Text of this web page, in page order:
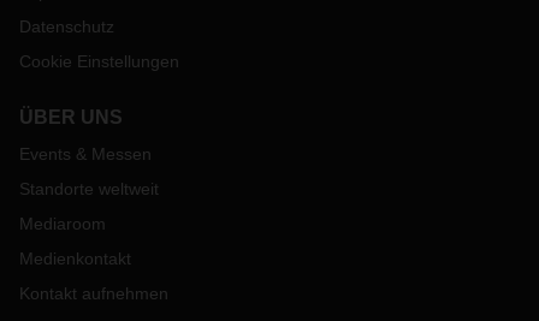
Datenschutz
Cookie Einstellungen
ÜBER UNS
Events & Messen
Standorte weltweit
Mediaroom
Medienkontakt
Kontakt aufnehmen